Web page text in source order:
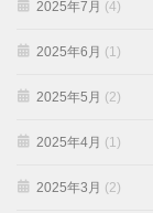
2025年7月 (4)
2025年6月 (1)
2025年5月 (2)
2025年4月 (1)
2025年3月 (2)